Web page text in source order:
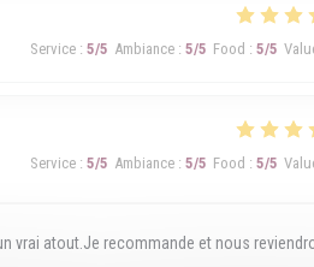
Service : 5/5 Ambiance : 5/5 Food : 5/5
Service : 5/5 Ambiance : 5/5 Food : 5/5
vrai atout.Je recommande et nous